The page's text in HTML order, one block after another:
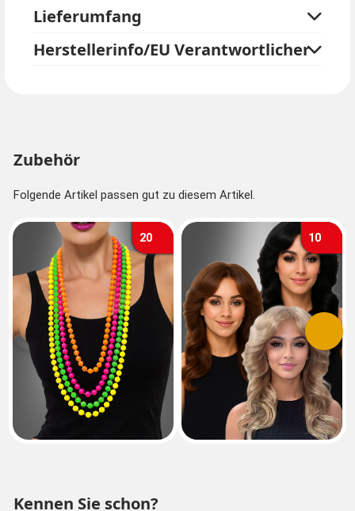
enthalten.
Lieferumfang
Herstellerinfo/EU Verantwortlicher
Zubehör
Folgende Artikel passen gut zu diesem Artikel.
20 10
Vorherige
Kennen Sie schon?